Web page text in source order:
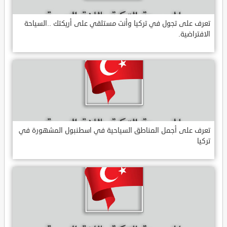
تعرف على تجول في تركيا وأنت مستلقي على أريكتك ..السياحة
الافتراضية.
تعرف على أجمل المناطق السياحية في اسطنبول المشهورة في
تركيا